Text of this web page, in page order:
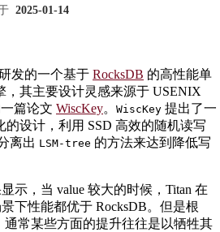
2025-01-14
发的一个基于 RocksDB 的高性能单
，其主要设计灵感来源于 USENIX
篇论文 WiscKey。 WiscKey 提出了一
的设计，利用 SSD 高效的随机读写
离出 LSM-tree 的方法来达到降低写
示，当 value 较大的时候，Titan 在
下性能都优于 RocksDB。但是根
通常某些方面的提升往往是以牺牲其